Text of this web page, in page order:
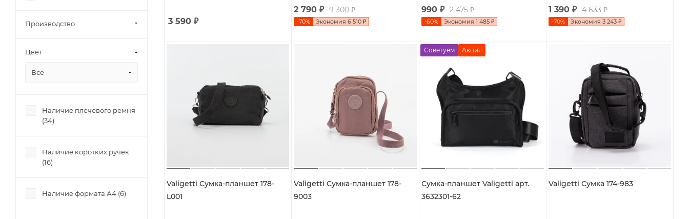
3 590 ₽
2 790 ₽ 9 300₽
-70% Экономия6 510 ₽
990₽ 2 475₽
-60% Экономия 1 485₽
1 390₽ 4 633₽
-70% Экономия 3 243₽
Valigetti Сумка-планшет 178-
L001
Valigetti Сумка-планшет 178-
9003
Советуем Акция
Сумка-планшет Valigetti арт.
3632301-62
Valigetti Сумка 174-983
Производство
Цвет
Все
Наличие плечевого ремня
(34)
Наличие коротких ручек
(16)
Наличие формата А4 (6)